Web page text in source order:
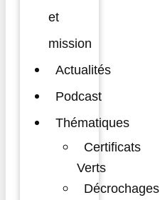
et
mission
Actualités
Podcast
Thématiques
Certificats
Verts
Décrochages